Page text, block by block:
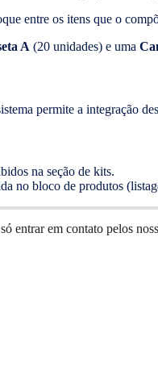
entre os itens que o
A (20 unidades) e uma
permite a integração
na seção de kits.
no bloco de produtos
entrar em contato pelos